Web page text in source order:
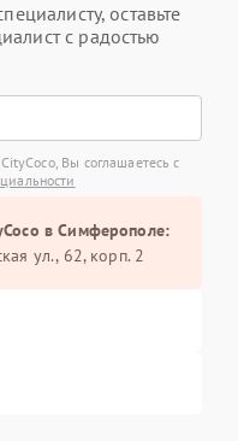
оставьте
с радостью
Вы соглашаетесь с
в Симферополе:
ул., 62, корп. 2